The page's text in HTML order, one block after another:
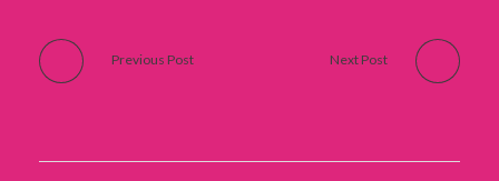
Previous Post Next Post